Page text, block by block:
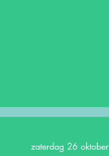
zaterdag 26 oktober